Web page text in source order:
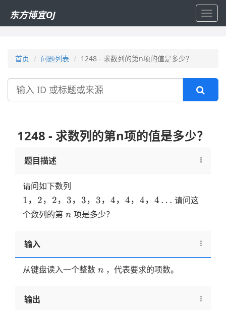
东方博宜OJ
首页 问题列表 1248 - 求数列的第n项的值是多少？
搜
1248 - 求数列的第n项的值是多少？
题目描述
请问如下数列
2，
2，
3，
4，
1 ， 2， 2， 3， 3， 3， 4， 4， 4， 4 … 请问这
个数列的第 n
n 项是多少？
输入
从键盘读入一个整数 n
n ，代表要求的项数。
输出